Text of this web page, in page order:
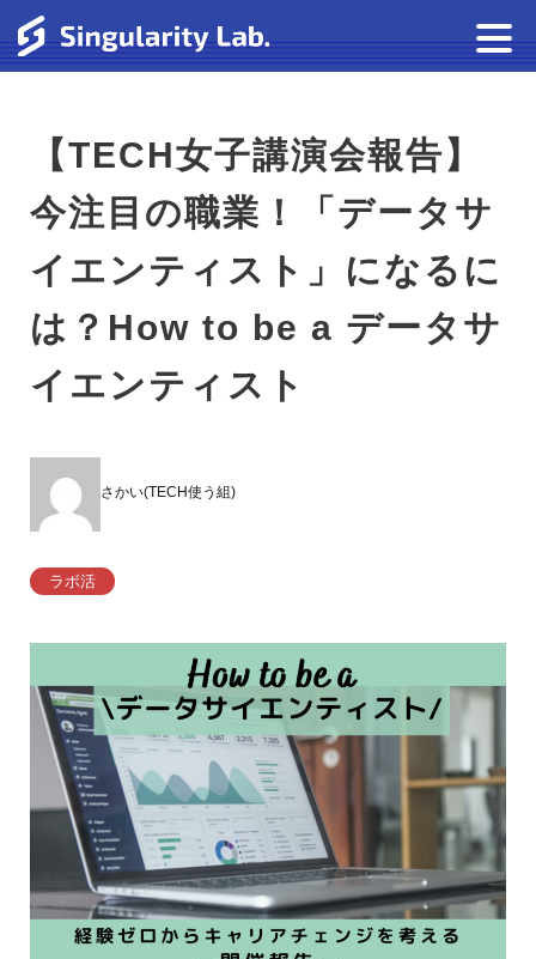
【TECH女子講演会報告】
今注目の職業！「データサ
イエンティスト」になるに
は？How to be a データサ
イエンティスト
さかい(TECH使う組)
ラボ活